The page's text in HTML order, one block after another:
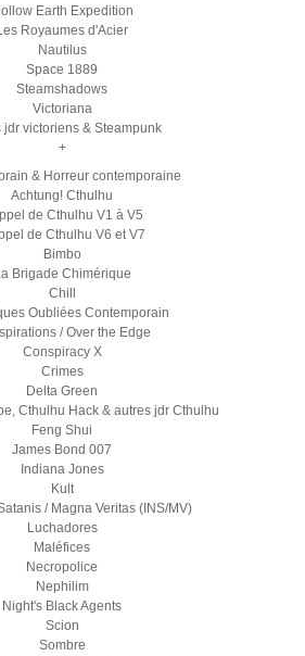
Earth Expedition
Royaumes d'Acier
Nautilus
Space 1889
Steamshadows
Victoriana
jdr victoriens & Steampunk
+
& Horreur contemporaine
Achtung! Cthulhu
de Cthulhu V1 à V5
de Cthulhu V6 et V7
Bimbo
Brigade Chimérique
Chill
Oubliées Contemporain
/ Over the Edge
Conspiracy X
Crimes
Delta Green
Cthulhu Hack & autres jdr Cthulhu
Feng Shui
James Bond 007
Indiana Jones
Kult
/ Magna Veritas (INS/MV)
Luchadores
Maléfices
Necropolice
Nephilim
Night's Black Agents
Scion
Sombre